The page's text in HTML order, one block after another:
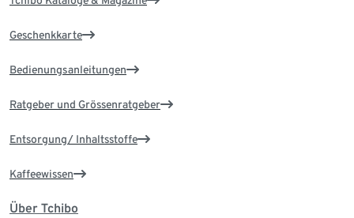
Geschenkkarte
Bedienungsanleitungen
Ratgeber und Grössenratgeber
Entsorgung/ Inhaltsstoffe
Kaffeewissen
Über Tchibo